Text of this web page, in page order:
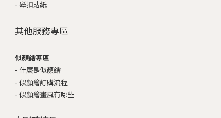
- 磁扣貼紙
其他服務專區
似顏繪專區
- 什麼是似顏繪
- 似顏繪訂購流程
- 似顏繪畫風有哪些